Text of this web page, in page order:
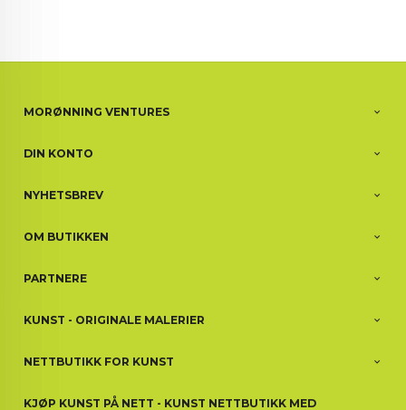
MORØNNING VENTURES
DIN KONTO
NYHETSBREV
OM BUTIKKEN
PARTNERE
KUNST - ORIGINALE MALERIER
NETTBUTIKK FOR KUNST
KJØP KUNST PÅ NETT - KUNST NETTBUTIKK MED